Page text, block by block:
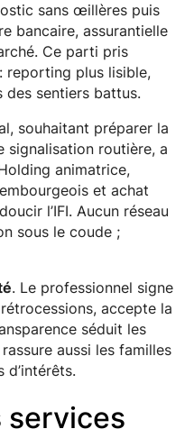
sans œillères puis
bancaire, assurantielle
Ce parti pris
reporting plus lisible,
des sentiers battus.
souhaitant préparer la
signalisation routière, a
animatrice,
et achat
l’IFI. Aucun réseau
sous le coude ;
. Le professionnel signe
accepte la
séduit les
aussi les familles
services